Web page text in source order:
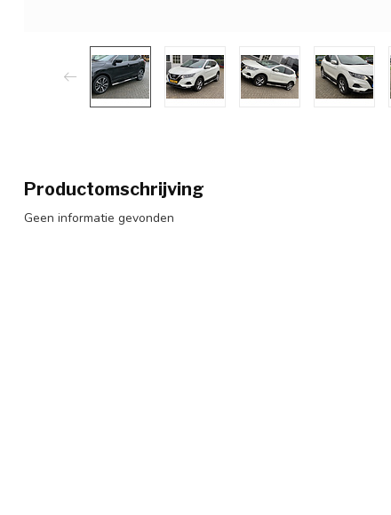
Productomschrijving
Geen informatie gevonden